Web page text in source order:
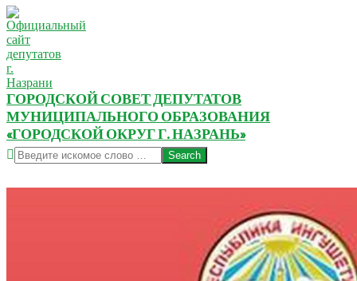
ГОРОДСКОЙ СОВЕТ ДЕПУТАТОВ
МУНИЦИПАЛЬНОГО ОБРАЗОВАНИЯ
«ГОРОДСКОЙ ОКРУГ Г. НАЗРАНЬ»
Search